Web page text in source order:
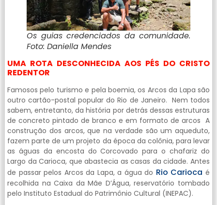
Os guias credenciados da comunidade.
Foto: Daniella Mendes
UMA ROTA DESCONHECIDA AOS PÉS DO CRISTO
REDENTOR
Famosos pelo turismo e pela boemia, os Arcos da Lapa são
outro cartão-postal popular do Rio de Janeiro. Nem todos
sabem, entretanto, da história por detrás dessas estruturas
de concreto pintado de branco e em formato de arcos A
construção dos arcos, que na verdade são um aqueduto,
fazem parte de um projeto da época da colônia, para levar
as águas da encosta do Corcovado para o chafariz do
Largo da Carioca, que abastecia as casas da cidade. Antes
de passar pelos Arcos da Lapa, a água do Rio Carioca é
recolhida na Caixa da Mãe D’Água, reservatório tombado
pelo Instituto Estadual do Patrimônio Cultural (INEPAC).